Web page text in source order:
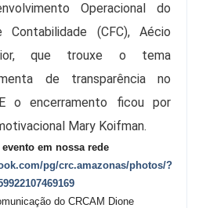
Operacional do
Contabilidade (CFC), Aécio
que trouxe o tema
de transparência no
o encerramento ficou por
Mary Koifman.
em nossa rede
pg/crc.amazonas/photos/?
do CRCAM Dione